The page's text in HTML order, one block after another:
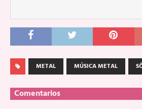
METAL MÚSICA METAL
Comentarios